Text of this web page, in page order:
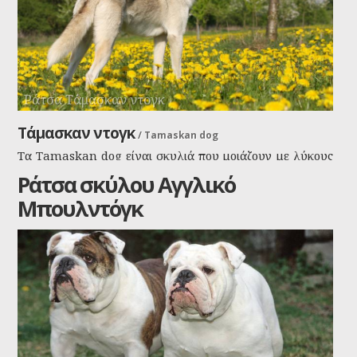
Ράτσα Τάμασκαν ντογκ
Τάμασκαν ντογκ / Tamaskan dog
Τα Tamaskan dog είναι σκυλιά που μοιάζουν με λύκους
και Siberian Husky ή Αλάσκα Malamute καταγωγής
από Φινλανδία. Είναι πιο μεγαλόσωμα από τα γερμανικά
ποιμενικά αλλά μοιάζουν αρκετά με αυτά και έχουν και
την εξυπνάδα και την ικανότητα του γερμανικού
ποιμενικού μαζί με όλα τα προσόντα ενός σκύλου χάσκι.
Ράτσα σκύλου Αγγλικό
Μπουλντόγκ